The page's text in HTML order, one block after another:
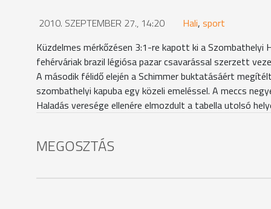
2010. SZEPTEMBER 27., 14:20 Hali, sport
Küzdelmes mérkőzésen 3:1-re kapott ki a
fehérváriak brazil légiósa pazar csavarással szerzett
A második félidő elején a Schimmer buktatásáért
szombathelyi kapuba egy közeli emeléssel. A meccs
Haladás veresége ellenére elmozdult a tabella utolsó
MEGOSZTÁS